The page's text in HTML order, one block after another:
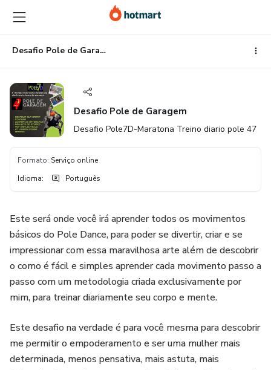
para
o
conteúdo
principal
para
o
pagamento
para
o
rodapé
Desafio Pole de Garagem
Desafio Pole de Garagem
Desafio Pole7D-Maratona Treino diario pole 47
Formato: Serviço online
Idioma: Português
Este será onde você irá aprender todos os movimentos
básicos do Pole Dance, para poder se divertir, criar e se
impressionar com essa maravilhosa arte além de descobrir
o como é fácil e simples aprender cada movimento passo a
passo com um metodologia criada exclusivamente por
mim, para treinar diariamente seu corpo e mente.
Este desafio na verdade é para você mesma para descobrir
me permitir o empoderamento e ser uma mulher mais
determinada, menos pensativa, mais astuta, mais